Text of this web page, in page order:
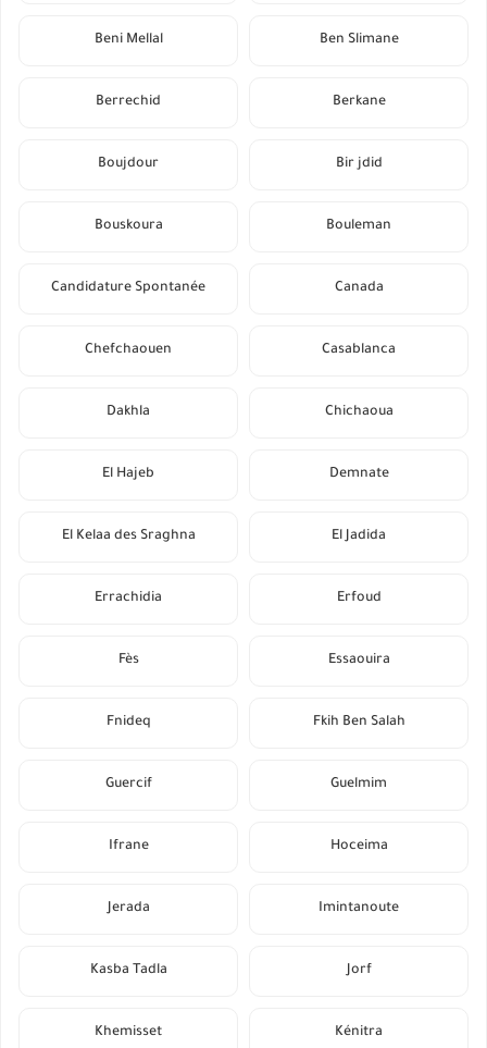
Ben Slimane
Beni Mellal
Berkane
Berrechid
Bir jdid
Boujdour
Bouleman
Bouskoura
Canada
Candidature Spontanée
Casablanca
Chefchaouen
Chichaoua
Dakhla
Demnate
El Hajeb
El Jadida
El Kelaa des Sraghna
Erfoud
Errachidia
Essaouira
Fès
Fkih Ben Salah
Fnideq
Guelmim
Guercif
Hoceima
Ifrane
Imintanoute
Jerada
Jorf
Kasba Tadla
Kénitra
Khemisset